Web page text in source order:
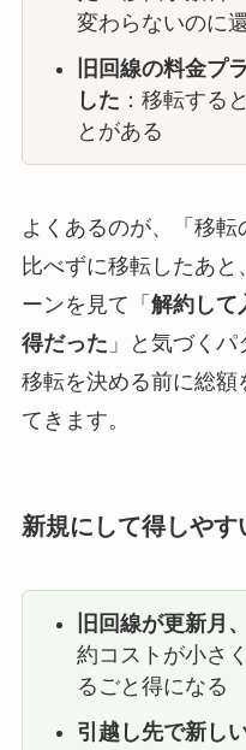
変わらないのに
旧回線の料金プ
した ：移転する
とがある
よくあるのが、「移
比べずに移転したあ
ーンを見て「 解約して
得だった 」と気づくパ
移転を決める前に総
てきます。
新規にして得しやす
旧回線が更新月
約コストが小さ
るごと得になる
引越し先で新し